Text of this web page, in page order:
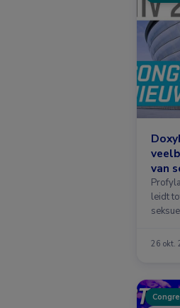
van
leidt
26 okt.